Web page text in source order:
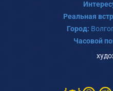
Реальная
Город:
Часовой